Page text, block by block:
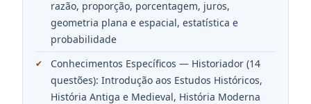
razão, proporção, porcentagem, juros,
geometria plana e espacial, estatística e
probabilidade
Conhecimentos Específicos — Historiador (14
questões): Introdução aos Estudos Históricos,
História Antiga e Medieval, História Moderna